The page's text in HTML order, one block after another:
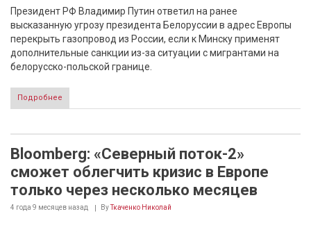
Президент РФ Владимир Путин ответил на ранее
высказанную угрозу президента Белоруссии в адрес Европы
перекрыть газопровод из России, если к Минску применят
дополнительные санкции из-за ситуации с мигрантами на
белорусско-польской границе.
Подробнее
Bloomberg: «Северный поток-2»
сможет облегчить кризис в Европе
только через несколько месяцев
4 года 9 месяцев назад ByТкаченко Николай